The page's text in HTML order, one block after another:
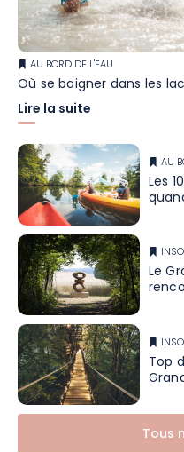
AU BORD DE L'EAU
Où se baigner dans les
Lire la suite
AU
Les
Le
Top
Tous